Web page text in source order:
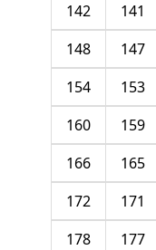
141
142
147
148
153
154
159
160
165
166
171
172
177
178